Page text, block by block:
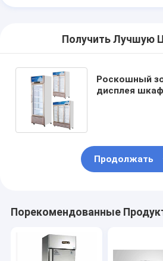
Получить Лучшую
Роскошный
дисплея
Продолжать
Порекомендованные